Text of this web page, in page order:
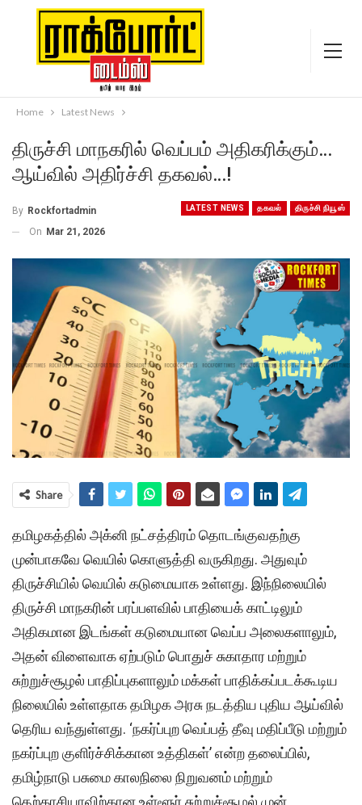
Home Latest News
திருச்சி மாநகரில் வெப்பம் அதிகரிக்கும்…
ஆய்வில் அதிர்ச்சி தகவல்…!
LATEST NEWS தகவல் திருச்சி நியூஸ்
By Rockfortadmin
On Mar 21, 2026
Share
தமிழகத்தில் அக்னி நட்சத்திரம் தொடங்குவதற்கு
முன்பாகவே வெயில் கொளுத்தி வருகிறது. அதுவும்
திருச்சியில் வெயில் கடுமையாக உள்ளது. இந்நிலையில்
திருச்சி மாநகரின் பரப்பளவில் பாதியைக் காட்டிலும்
அதிகமான இடங்கள் கடுமையான வெப்ப அலைகளாலும்,
அதன் விளைவாக ஏற்படும் பொதுச் சுகாதார மற்றும்
சுற்றுச்சூழல் பாதிப்புகளாலும் மக்கள் பாதிக்கப்படக்கூடிய
நிலையில் உள்ளதாக தமிழக அரசு நடத்திய புதிய ஆய்வில்
தெரிய வந்துள்ளது. ‘நகர்ப்புற வெப்பத் தீவு மதிப்பீடு மற்றும்
நகர்ப்புற குளிர்ச்சிக்கான உத்திகள்’ என்ற தலைப்பில்,
தமிழ்நாடு பசுமை காலநிலை நிறுவனம் மற்றும்
தெற்காசியாவிற்கான உள்ளூர் சுற்றுச்சூழல் முன்